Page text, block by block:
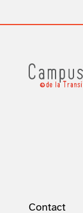
Contact